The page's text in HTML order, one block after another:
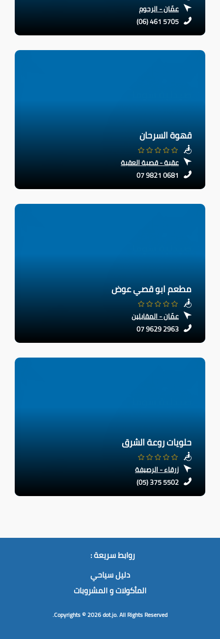
عمّان - الرجوم
(06) 461 5705
قهوة السرحان
عقبة - قصبة العقبة
07 9821 0681
مطعم ابو قصي عوض
عمّان - المقابلين
07 9629 2963
حلويات روعة الشرق
زرقاء - الرصيفة
(05) 375 5502
روابط سريعة :
دليل سياحي
المأكولات و المشروبات
Copyrights © 2026dot.jo.All Rights Reserved.